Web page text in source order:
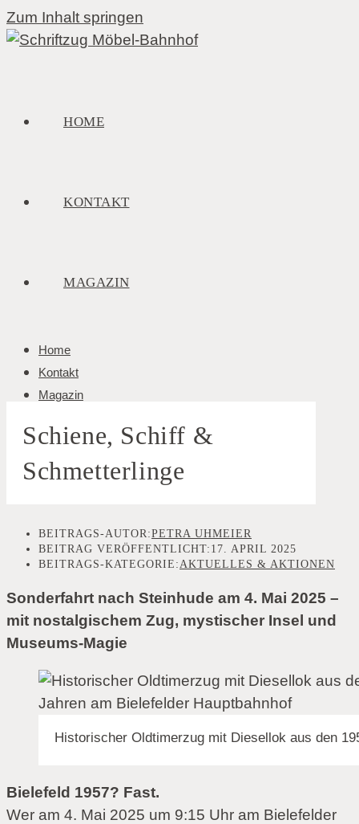
Zum Inhalt springen
HOME
KONTAKT
MAGAZIN
Home
Kontakt
Magazin
Schiene, Schiff &
Schmetterlinge
BEITRAGS-AUTOR:PETRA UHMEIER
BEITRAG VERÖFFENTLICHT: 17. APRIL 2025
BEITRAGS-KATEGORIE: AKTUELLES & AKTIONEN
Sonderfahrt nach Steinhude am 4. Mai 2025 –
mit nostalgischem Zug, mystischer Insel und
Museums-Magie
Historischer Oldtimerzug mit Diesellok aus den
Bielefeld 1957? Fast.
Wer am 4. Mai 2025 um 9:15 Uhr am Bielefelder